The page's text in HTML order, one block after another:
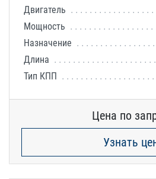
Двигатель
Мощность
Назначение
Длина
Тип КПП
Цена по
Узнать